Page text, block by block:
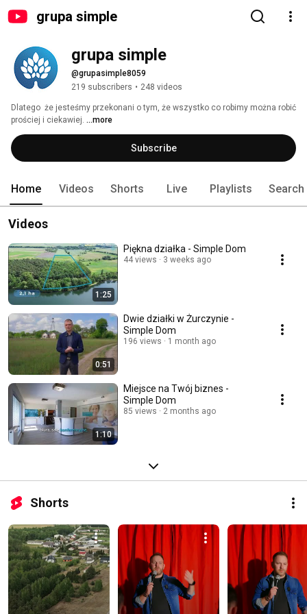
grupa simple
grupa simple
@grupasimple8059
219 subscribers • 248 videos
Dlatego  że jesteśmy przekonani o tym, że wszystko co robimy można robić
prościej i ciekawiej. ...more
Subscribe
Home Videos Shorts Live Playlists Search
Videos
1:25
Piękna działka - Simple Dom
44 views 3 weeks ago
0:51
Dwie działki w Żurczynie -
Simple Dom
196 views 1 month ago
1:10
Miejsce na Twój biznes -
Simple Dom
85 views 2 months ago
Shorts